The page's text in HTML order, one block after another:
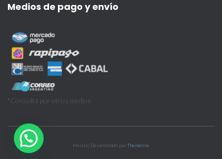
Medios de pago y envío
*Consultá por otros medios
Hestia | Desarrollado porThemeIsle